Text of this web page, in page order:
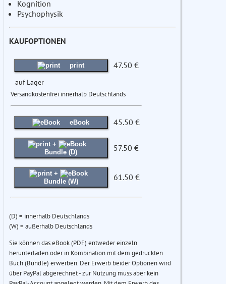
Kognition
Psychophysik
KAUFOPTIONEN
print 47.50 €
auf Lager
Versandkostenfrei innerhalb Deutschlands
eBook 45.50 €
+
Bundle (D)
57.50 €
+
Bundle (W)
61.50 €
(D) = innerhalb Deutschlands
(W) = außerhalb Deutschlands
Sie können das eBook (PDF) entweder einzeln
herunterladen oder in Kombination mit dem gedruckten
Buch (Bundle) erwerben. Der Erwerb beider Optionen wird
über PayPal abgerechnet - zur Nutzung muss aber kein